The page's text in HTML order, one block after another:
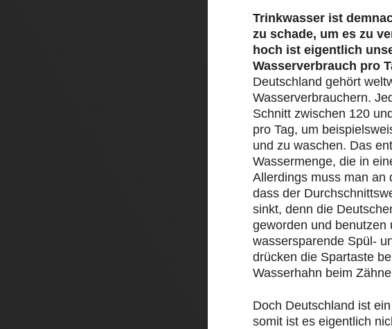
Trinkwasser ist
zu schade, um es zu
hoch ist eigentlich
Wasserverbrauch pro
Deutschland gehört
Wasserverbrauchern.
Schnitt zwischen 120
pro Tag, um
und zu waschen. Das
Wassermenge, die in
Allerdings muss man an
dass der
sinkt, denn die
geworden und benutzen
wassersparende Spül-
drücken die Spartaste
Wasserhahn beim
Doch Deutschland ist
somit ist es eigentlich